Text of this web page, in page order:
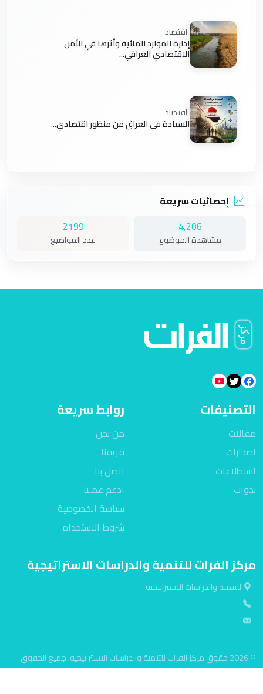
اقتصاد
إدارة الموارد المائية وأثرها في الأمن
الاقتصادي العراقي...
اقتصاد
السيادة في العراق من منظور اقتصادي...
إحصائيات سريعة
4,206
مشاهدة الموضوع
2199
عدد المواضيع
التصنيفات
مقالات
اصدارات
استطلاعات
ندوات
روابط سريعة
من نحن
فريقنا
اتصل بنا
ادعم عملنا
سياسة الخصوصية
شروط الاستخدام
مركز الفرات للتنمية والدراسات الاستراتيجية
للتنمية والدراسات الاستراتيجية
© 2026 حقوق مركز الفرات للتنمية والدراسات الاستراتيجية. جميع الحقوق
محفوظة.